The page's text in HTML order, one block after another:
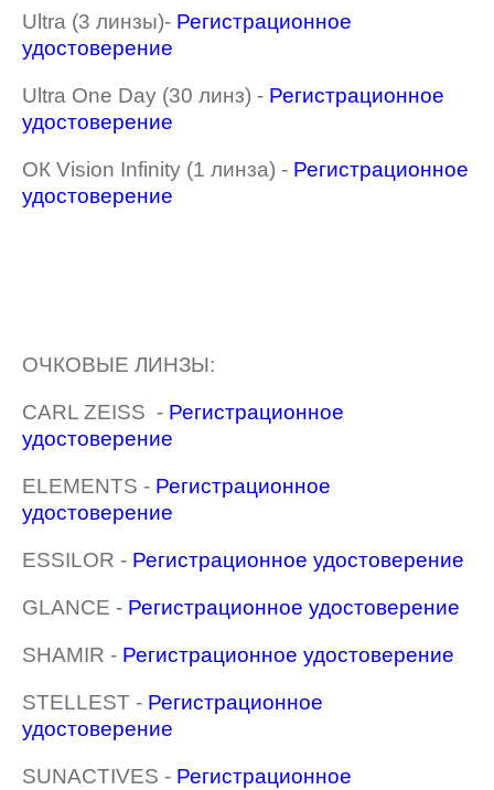
Ultra (3 линзы)- Регистрационное
удостоверение
Ultra One Day (30 линз) - Регистрационное
удостоверение
ОК Vision Infinity (1 линза) - Регистрационное
удостоверение
ОЧКОВЫЕ ЛИНЗЫ:
CARL ZEISS - Регистрационное
удостоверение
ELEMENTS - Регистрационное
удостоверение
ESSILOR - Регистрационное удостоверение
GLANCE - Регистрационное удостоверение
SHAMIR - Регистрационное удостоверение
STELLEST - Регистрационное
удостоверение
SUNACTIVES - Регистрационное